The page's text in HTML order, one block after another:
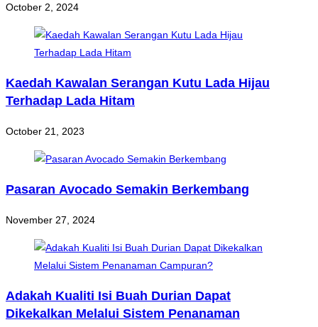
October 2, 2024
Kaedah Kawalan Serangan Kutu Lada Hijau
Terhadap Lada Hitam
October 21, 2023
Pasaran Avocado Semakin Berkembang
November 27, 2024
Adakah Kualiti Isi Buah Durian Dapat
Dikekalkan Melalui Sistem Penanaman